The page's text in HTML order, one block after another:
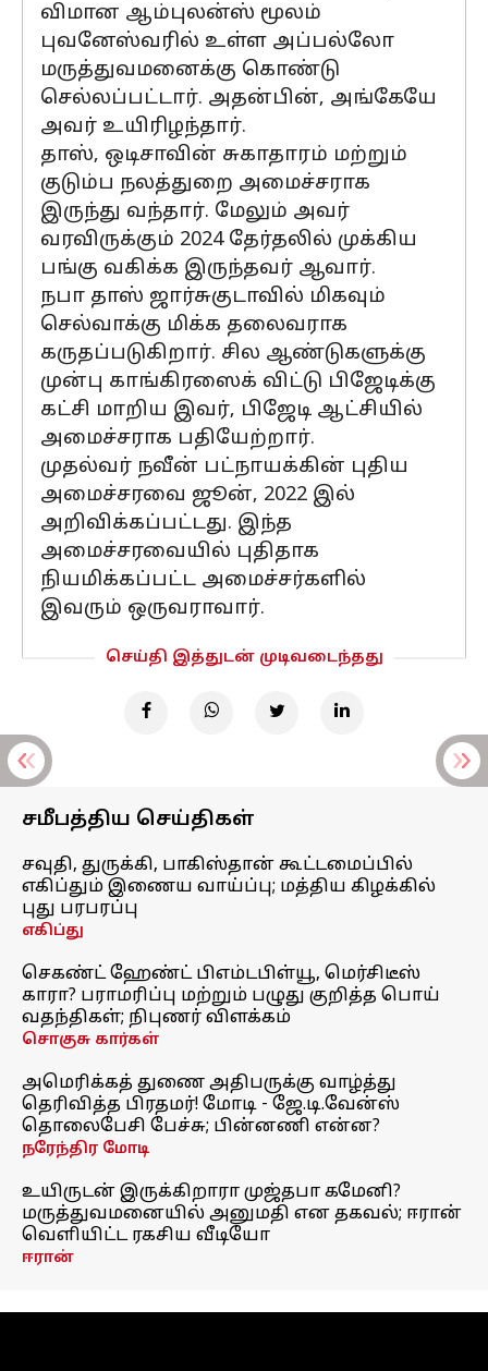
விமான ஆம்புலன்ஸ் மூலம்
புவனேஸ்வரில் உள்ள அப்பல்லோ
மருத்துவமனைக்கு கொண்டு
செல்லப்பட்டார். அதன்பின், அங்கேயே
அவர் உயிரிழந்தார்.
தாஸ், ஒடிசாவின் சுகாதாரம் மற்றும்
குடும்ப நலத்துறை அமைச்சராக
இருந்து வந்தார். மேலும் அவர்
வரவிருக்கும் 2024 தேர்தலில் முக்கிய
பங்கு வகிக்க இருந்தவர் ஆவார்.
நபா தாஸ் ஜார்சுகுடாவில் மிகவும்
செல்வாக்கு மிக்க தலைவராக
கருதப்படுகிறார். சில ஆண்டுகளுக்கு
முன்பு காங்கிரஸைக் விட்டு பிஜேடிக்கு
கட்சி மாறிய இவர், பிஜேடி ஆட்சியில்
அமைச்சராக பதியேற்றார்.
முதல்வர் நவீன் பட்நாயக்கின் புதிய
அமைச்சரவை ஜூன், 2022 இல்
அறிவிக்கப்பட்டது. இந்த
அமைச்சரவையில் புதிதாக
நியமிக்கப்பட்ட அமைச்சர்களில்
இவரும் ஒருவராவார்.
செய்தி இத்துடன் முடிவடைந்தது
சமீபத்திய செய்திகள்
சவுதி, துருக்கி, பாகிஸ்தான் கூட்டமைப்பில்
எகிப்தும் இணைய வாய்ப்பு; மத்திய கிழக்கில்
புது பரபரப்பு
எகிப்து
செகண்ட் ஹேண்ட் பிஎம்டபிள்யூ, மெர்சிடீஸ்
காரா? பராமரிப்பு மற்றும் பழுது குறித்த பொய்
வதந்திகள்; நிபுணர் விளக்கம்
சொகுசு கார்கள்
அமெரிக்கத் துணை அதிபருக்கு வாழ்த்து
தெரிவித்த பிரதமர்! மோடி - ஜே.டி.வேன்ஸ்
தொலைபேசி பேச்சு; பின்னணி என்ன?
நரேந்திர மோடி
உயிருடன் இருக்கிறாரா முஜ்தபா கமேனி?
மருத்துவமனையில் அனுமதி என தகவல்; ஈரான்
வெளியிட்ட ரகசிய வீடியோ
ஈரான்